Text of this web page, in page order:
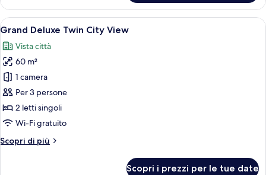
Bedroom
Skyline
Suite
Bed
Apri
tutte
le
foto
per
Grand
Deluxe
Twin
View
Una camera d'hotel con un letto, un
16
Grand Deluxe Twin City View
Vista città
60 m²
1 camera
Per 3 persone
2 letti singoli
Wi-Fi gratuito
Scopri di più
Altri
Scopri i prezzi per le tue date